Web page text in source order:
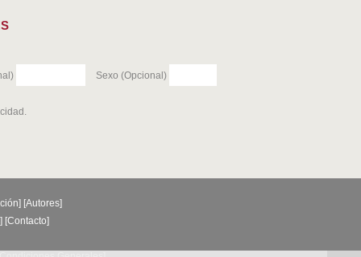
Sexo (Opcional)
.
] [Autores]
] [Contacto]